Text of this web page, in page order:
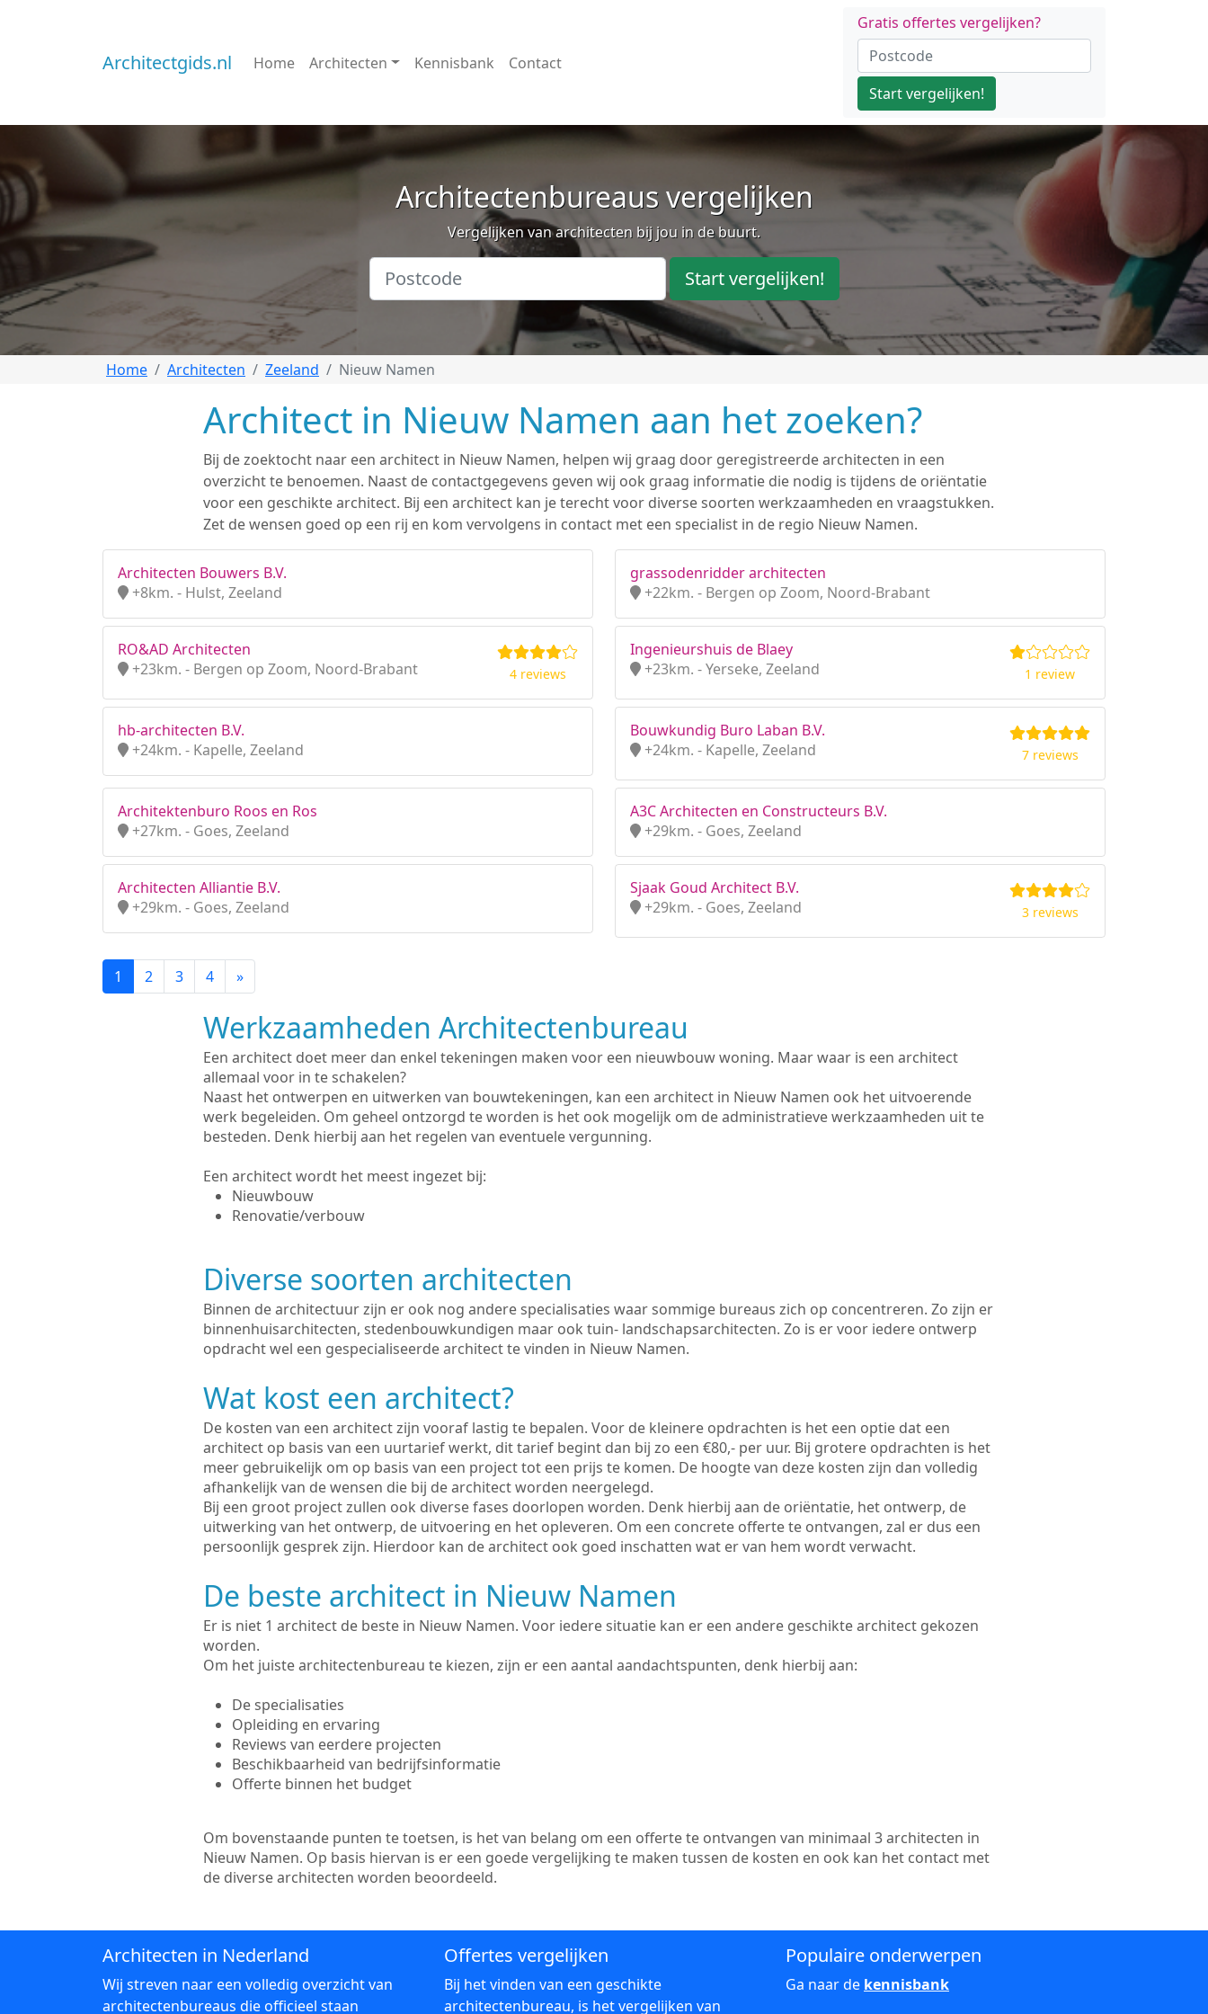
Architectgids.nl Home Architecten Kennisbank Contact
Gratis offertes vergelijken?
Start vergelijken!
Architectenbureaus vergelijken
Vergelijken van architecten bij jou in de buurt.
Start vergelijken!
Home Architecten Zeeland Nieuw Namen
Architect in Nieuw Namen aan het zoeken?
Bij de zoektocht naar een architect in Nieuw Namen, helpen wij graag door geregistreerde architecten in een
overzicht te benoemen. Naast de contactgegevens geven wij ook graag informatie die nodig is tijdens de oriëntatie
voor een geschikte architect. Bij een architect kan je terecht voor diverse soorten werkzaamheden en vraagstukken.
Zet de wensen goed op een rij en kom vervolgens in contact met een specialist in de regio Nieuw Namen.
Architecten Bouwers B.V.
+8km. - Hulst, Zeeland
grassodenridder architecten
+22km. - Bergen op Zoom, Noord-Brabant
RO&AD Architecten
+23km. - Bergen op Zoom, Noord-Brabant
4 reviews
Ingenieurshuis de Blaey
+23km. - Yerseke, Zeeland
1 review
hb-architecten B.V.
+24km. - Kapelle, Zeeland
Bouwkundig Buro Laban B.V.
+24km. - Kapelle, Zeeland
7 reviews
Architektenburo Roos en Ros
+27km. - Goes, Zeeland
A3C Architecten en Constructeurs B.V.
+29km. - Goes, Zeeland
Architecten Alliantie B.V.
+29km. - Goes, Zeeland
Sjaak Goud Architect B.V.
+29km. - Goes, Zeeland
3 reviews
1 2 3 4 »
Werkzaamheden Architectenbureau
Een architect doet meer dan enkel tekeningen maken voor een nieuwbouw woning. Maar waar is een architect
allemaal voor in te schakelen?
Naast het ontwerpen en uitwerken van bouwtekeningen, kan een architect in Nieuw Namen ook het uitvoerende
werk begeleiden. Om geheel ontzorgd te worden is het ook mogelijk om de administratieve werkzaamheden uit te
besteden. Denk hierbij aan het regelen van eventuele vergunning.
Een architect wordt het meest ingezet bij:
Nieuwbouw
Renovatie/verbouw
Diverse soorten architecten
Binnen de architectuur zijn er ook nog andere specialisaties waar sommige bureaus zich op concentreren. Zo zijn er
binnenhuisarchitecten, stedenbouwkundigen maar ook tuin- landschapsarchitecten. Zo is er voor iedere ontwerp
opdracht wel een gespecialiseerde architect te vinden in Nieuw Namen.
Wat kost een architect?
De kosten van een architect zijn vooraf lastig te bepalen. Voor de kleinere opdrachten is het een optie dat een
architect op basis van een uurtarief werkt, dit tarief begint dan bij zo een €80,- per uur. Bij grotere opdrachten is het
meer gebruikelijk om op basis van een project tot een prijs te komen. De hoogte van deze kosten zijn dan volledig
afhankelijk van de wensen die bij de architect worden neergelegd.
Bij een groot project zullen ook diverse fases doorlopen worden. Denk hierbij aan de oriëntatie, het ontwerp, de
uitwerking van het ontwerp, de uitvoering en het opleveren. Om een concrete offerte te ontvangen, zal er dus een
persoonlijk gesprek zijn. Hierdoor kan de architect ook goed inschatten wat er van hem wordt verwacht.
De beste architect in Nieuw Namen
Er is niet 1 architect de beste in Nieuw Namen. Voor iedere situatie kan er een andere geschikte architect gekozen
worden.
Om het juiste architectenbureau te kiezen, zijn er een aantal aandachtspunten, denk hierbij aan:
De specialisaties
Opleiding en ervaring
Reviews van eerdere projecten
Beschikbaarheid van bedrijfsinformatie
Offerte binnen het budget
Om bovenstaande punten te toetsen, is het van belang om een offerte te ontvangen van minimaal 3 architecten in
Nieuw Namen. Op basis hiervan is er een goede vergelijking te maken tussen de kosten en ook kan het contact met
de diverse architecten worden beoordeeld.
Architecten in Nederland
Wij streven naar een volledig overzicht van
architectenbureaus die officieel staan
Offertes vergelijken
Bij het vinden van een geschikte
architectenbureau, is het vergelijken van
Populaire onderwerpen
Ga naar de kennisbank